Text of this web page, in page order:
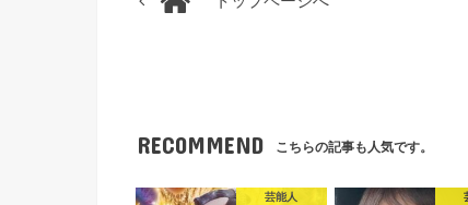
RECOMMEND こちらの記事も人気です。
芸能人